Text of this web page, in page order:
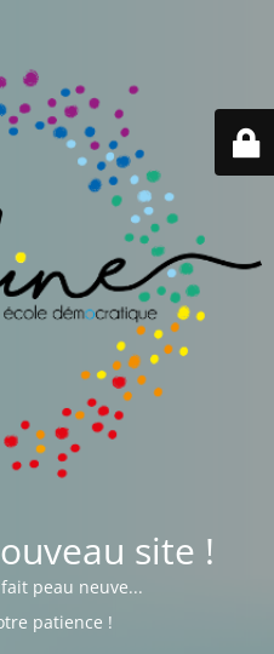
site !
peau neuve...
patience !